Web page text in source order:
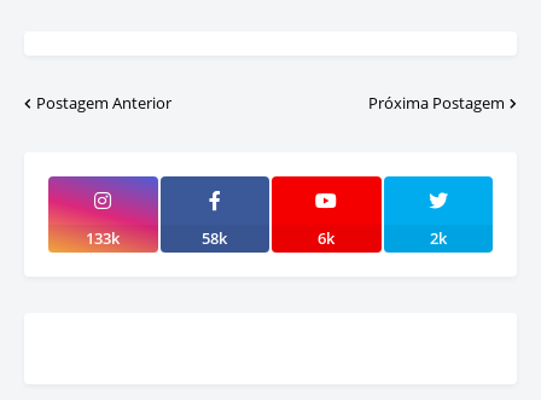
Postagem Anterior Próxima Postagem
133k 58k 6k 2k